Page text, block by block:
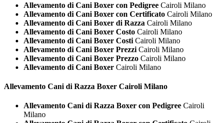
Allevamento di Cani Boxer con Pedigree Cairoli Milano
Allevamento di Cani Boxer con Certificato Cairoli Milano
Allevamento di Cani Boxer di Razza Cairoli Milano
Allevamento di Cani Boxer Costo Cairoli Milano
Allevamento di Cani Boxer Costi Cairoli Milano
Allevamento di Cani Boxer Prezzi Cairoli Milano
Allevamento di Cani Boxer Prezzo Cairoli Milano
Allevamento di Cani Boxer Cairoli Milano
Allevamento Cani di Razza Boxer Cairoli Milano
Allevamento Cani di Razza Boxer con Pedigree Cairoli
Milano